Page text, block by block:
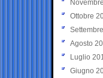
Ottobre
Agosto
Luglio
Giugno